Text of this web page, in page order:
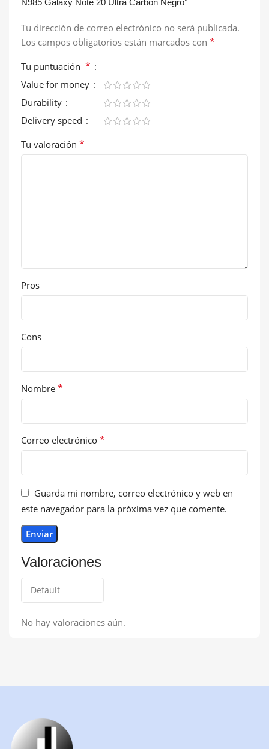
Valoraciones
No hay valoraciones aún.
Tu dirección de correo electrónico no será publicada.
Los campos obligatorios están marcados con *
Tu puntuación *
Value for money
Durability
Delivery speed
Tu valoración *
Pros
Cons
Nombre *
Correo electrónico *
Guarda mi nombre, correo electrónico y web en
este navegador para la próxima vez que comente.